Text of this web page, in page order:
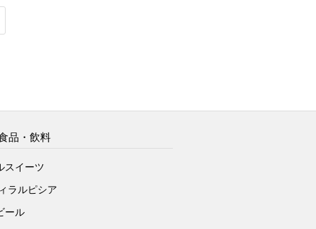
品・飲料
スイーツ
ラルピシア
ール